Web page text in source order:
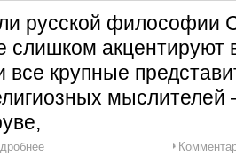
русской философии
слишком
все крупные
мыслителей